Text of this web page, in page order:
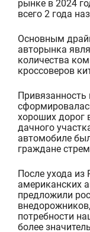
рынке в 2024
всего 2 года
Основным
авторынка явля
количества
кроссоверов
хороших дорог
дачного
автомобиле
граждане
После ухода из
американских
предложили
внедорожников,
потребности
более